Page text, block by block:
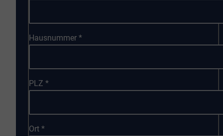
Hausnummer*
PLZ*
Ort*